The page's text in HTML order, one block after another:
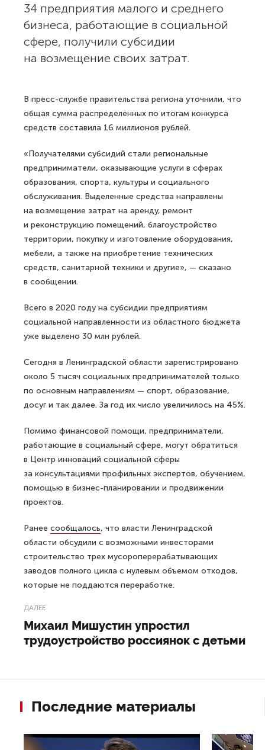
34 предприятия малого и среднего
бизнеса, работающие в социальной
сфере, получили субсидии
на возмещение своих затрат.
В пресс-службе правительства региона уточнили, что
общая сумма распределенных по итогам конкурса
средств составила 16 миллионов рублей.
«Получателями субсидий стали региональные
предприниматели, оказывающие услуги в сферах
образования, спорта, культуры и социального
обслуживания. Выделенные средства направлены
на возмещение затрат на аренду, ремонт
и реконструкцию помещений, благоустройство
территории, покупку и изготовление оборудования,
мебели, а также на приобретение технических
средств, санитарной техники и другие», — сказано
в сообщении.
Всего в 2020 году на субсидии предприятиям
социальной направленности из областного бюджета
уже выделено 30 млн рублей.
Сегодня в Ленинградской области зарегистрировано
около 5 тысяч социальных предпринимателей только
по основным направлениям — спорт, образование,
досуг и так далее. За год их число увеличилось на 45%.
Помимо финансовой помощи, предприниматели,
работающие в социальный сфере, могут обратиться
в Центр инноваций социальной сферы
за консультациями профильных экспертов, обучением,
помощью в бизнес-планировании и продвижении
проектов.
Ранее сообщалось, что власти Ленинградской
области обсудили с возможными инвесторами
строительство трех мусороперерабатывающих
заводов полного цикла с нулевым объемом отходов,
которые не поддаются переработке.
ДАЛЕЕ
Михаил Мишустин упростил
трудоустройство россиянок с детьми
Последние материалы